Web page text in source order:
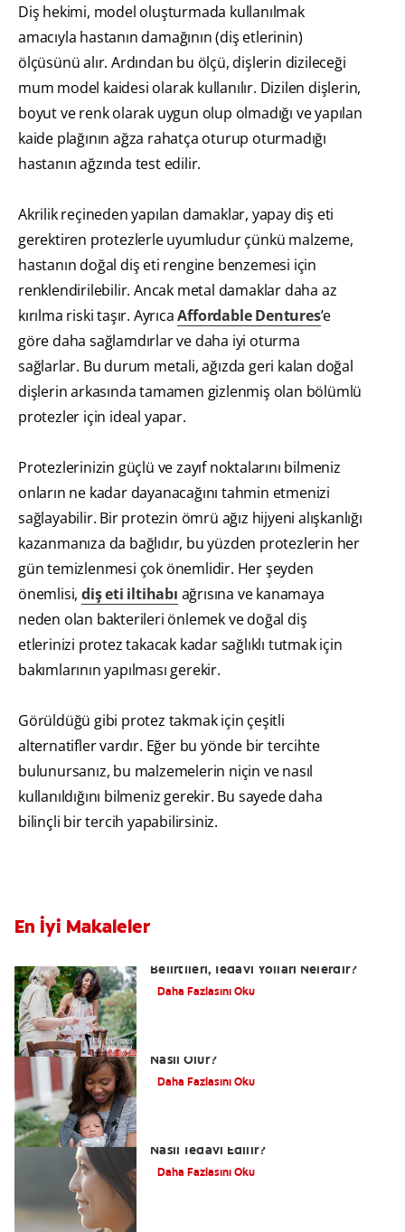
Diş hekimi, model oluşturmada kullanılmak
amacıyla hastanın damağının (diş etlerinin)
ölçüsünü alır. Ardından bu ölçü, dişlerin dizileceği
mum model kaidesi olarak kullanılır. Dizilen dişlerin,
boyut ve renk olarak uygun olup olmadığı ve yapılan
kaide plağının ağza rahatça oturup oturmadığı
hastanın ağzında test edilir.
Akrilik reçineden yapılan damaklar, yapay diş eti
gerektiren protezlerle uyumludur çünkü malzeme,
hastanın doğal diş eti rengine benzemesi için
renklendirilebilir. Ancak metal damaklar daha az
kırılma riski taşır. AyrıcaAffordable Dentures’e
göre daha sağlamdırlar ve daha iyi oturma
sağlarlar. Bu durum metali, ağızda geri kalan doğal
dişlerin arkasında tamamen gizlenmiş olan bölümlü
protezler için ideal yapar.
Protezlerinizin güçlü ve zayıf noktalarını bilmeniz
onların ne kadar dayanacağını tahmin etmenizi
sağlayabilir. Bir protezin ömrü ağız hijyeni alışkanlığı
kazanmanıza da bağlıdır, bu yüzden protezlerin her
gün temizlenmesi çok önemlidir. Her şeyden
önemlisi, diş eti iltihabı ağrısına ve kanamaya
neden olan bakterileri önlemek ve doğal diş
etlerinizi protez takacak kadar sağlıklı tutmak için
bakımlarının yapılması gerekir.
Görüldüğü gibi protez takmak için çeşitli
alternatifler vardır. Eğer bu yönde bir tercihte
bulunursanız, bu malzemelerin niçin ve nasıl
kullanıldığını bilmeniz gerekir. Bu sayede daha
bilinçli bir tercih yapabilirsiniz.
En İyi Makaleler
Belirtileri, Tedavi Yolları Nelerdir?
Daha Fazlasını Oku
Nasıl Olur?
Daha Fazlasını Oku
Nasıl Tedavi Edilir?
Daha Fazlasını Oku